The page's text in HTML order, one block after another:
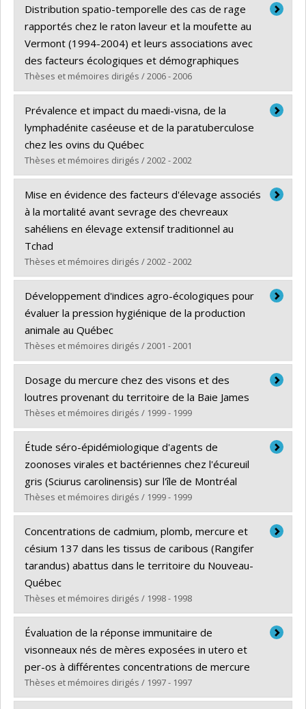
Diplômé(e) :Côté, Nathalie
Cycle :Maîtrise
Diplôme obtenu :M. Sc.
Lien vers le document dans Papyrus
Distribution spatio-temporelle des cas de rage
rapportés chez le raton laveur et la moufette au
Vermont (1994-2004) et leurs associations avec
des facteurs écologiques et démographiques
Thèses et mémoires dirigés / 2006 - 2006
Diplômé(e) :Michel, Jean Kesner
Cycle :Maîtrise
Diplôme obtenu :M. Sc.
Lien vers le document dans Papyrus
Prévalence et impact du maedi-visna, de la
lymphadénite caséeuse et de la paratuberculose
chez les ovins du Québec
Thèses et mémoires dirigés / 2002 - 2002
Diplômé(e) :Arsenault, Julie
Cycle :Maîtrise
Diplôme obtenu :M. Sc.
Lien vers le document dans Papyrus
Mise en évidence des facteurs d'élevage associés
à la mortalité avant sevrage des chevreaux
sahéliens en élevage extensif traditionnel au
Tchad
Thèses et mémoires dirigés / 2002 - 2002
Diplômé(e) :Imadine, Mahamat Mahamout
Cycle :Maîtrise
Diplôme obtenu :M. Sc.
Lien vers le document dans Papyrus
Développement d'indices agro-écologiques pour
évaluer la pression hygiénique de la production
animale au Québec
Thèses et mémoires dirigés / 2001 - 2001
Diplômé(e) :De Andrade Lima, José Roberto Pinho
Cycle : Maîtrise
Diplôme obtenu :M. Sc.
Lien vers le document dans Papyrus
Dosage du mercure chez des visons et des
loutres provenant du territoire de la Baie James
Thèses et mémoires dirigés / 1999 - 1999
Diplômé(e) :Fortin, Caroline
Cycle :Maîtrise
Diplôme obtenu :M. Sc.
Lien vers le document dans Papyrus
Étude séro-épidémiologique d'agents de
zoonoses virales et bactériennes chez l'écureuil
gris (Sciurus carolinensis) sur l'île de Montréal
Thèses et mémoires dirigés / 1999 - 1999
Diplômé(e) :Côté, Geneviève
Cycle : Maîtrise
Diplôme obtenu :M. Sc.
Lien vers le document dans Papyrus
Concentrations de cadmium, plomb, mercure et
césium 137 dans les tissus de caribous (Rangifer
tarandus) abattus dans le territoire du Nouveau-
Québec
Thèses et mémoires dirigés / 1998 - 1998
Diplômé(e) : Robillard, Sophie
Cycle :Maîtrise
Diplôme obtenu :M. Sc.
Lien vers le document dans Papyrus
Évaluation de la réponse immunitaire de
visonneaux nés de mères exposées in utero et
per-os à différentes concentrations de mercure
Thèses et mémoires dirigés / 1997 - 1997